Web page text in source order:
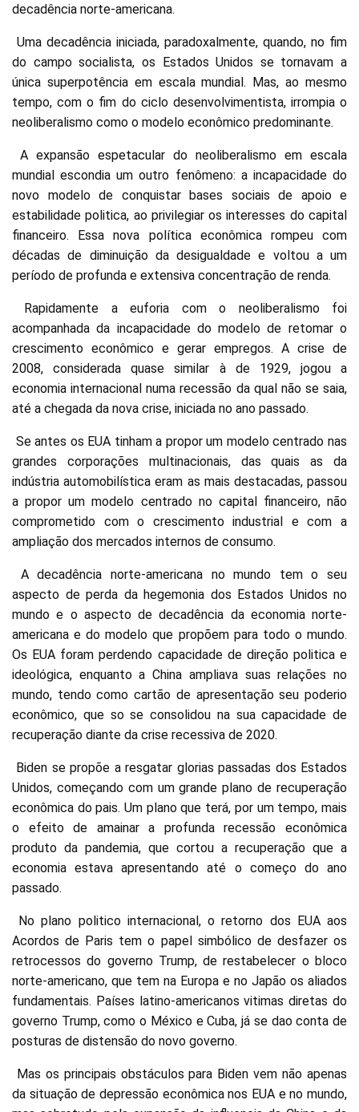
decadência norte-americana.
Uma decadência iniciada, paradoxalmente, quando, no fim
do campo socialista, os Estados Unidos se tornavam a
única superpotência em escala mundial. Mas, ao mesmo
tempo, com o fim do ciclo desenvolvimentista, irrompia o
neoliberalismo como o modelo econômico predominante.
A expansão espetacular do neoliberalismo em escala
mundial escondia um outro fenômeno: a incapacidade do
novo modelo de conquistar bases sociais de apoio e
estabilidade politica, ao privilegiar os interesses do capital
financeiro. Essa nova política econômica rompeu com
décadas de diminuição da desigualdade e voltou a um
período de profunda e extensiva concentração de renda.
Rapidamente a euforia com o neoliberalismo foi
acompanhada da incapacidade do modelo de retomar o
crescimento econômico e gerar empregos. A crise de
2008, considerada quase similar à de 1929, jogou a
economia internacional numa recessão da qual não se saia,
até a chegada da nova crise, iniciada no ano passado.
Se antes os EUA tinham a propor um modelo centrado nas
grandes corporações multinacionais, das quais as da
indústria automobilística eram as mais destacadas, passou
a propor um modelo centrado no capital financeiro, não
comprometido com o crescimento industrial e com a
ampliação dos mercados internos de consumo.
A decadência norte-americana no mundo tem o seu
aspecto de perda da hegemonia dos Estados Unidos no
mundo e o aspecto de decadência da economia norte-
americana e do modelo que propõem para todo o mundo.
Os EUA foram perdendo capacidade de direção politica e
ideológica, enquanto a China ampliava suas relações no
mundo, tendo como cartão de apresentação seu poderio
econômico, que so se consolidou na sua capacidade de
recuperação diante da crise recessiva de 2020.
Biden se propõe a resgatar glorias passadas dos Estados
Unidos, começando com um grande plano de recuperação
econômica do pais. Um plano que terá, por um tempo, mais
o efeito de amainar a profunda recessão econômica
produto da pandemia, que cortou a recuperação que a
economia estava apresentando até o começo do ano
passado.
No plano politico internacional, o retorno dos EUA aos
Acordos de Paris tem o papel simbólico de desfazer os
retrocessos do governo Trump, de restabelecer o bloco
norte-americano, que tem na Europa e no Japão os aliados
fundamentais. Países latino-americanos vitimas diretas do
governo Trump, como o México e Cuba, já se dao conta de
posturas de distensão do novo governo.
Mas os principais obstáculos para Biden vem não apenas
da situação de depressão econômica nos EUA e no mundo,